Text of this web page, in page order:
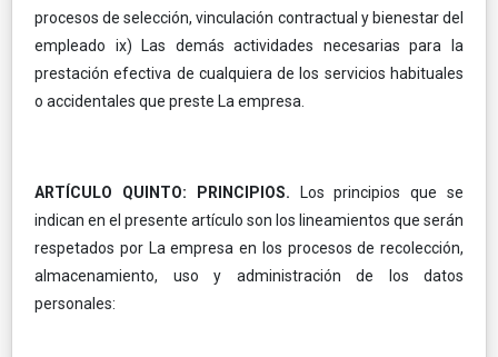
procesos de selección, vinculación contractual y bienestar del
empleado ix) Las demás actividades necesarias para la
prestación efectiva de cualquiera de los servicios habituales
o accidentales que preste La empresa.
ARTÍCULO QUINTO: PRINCIPIOS. Los principios que se
indican en el presente artículo son los lineamientos que serán
respetados por La empresa en los procesos de recolección,
almacenamiento, uso y administración de los datos
personales: